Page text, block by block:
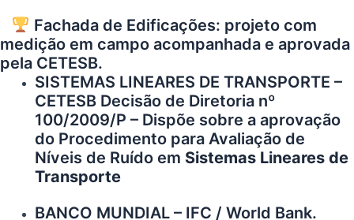
Fachada de Edificações: projeto com
medição em campo acompanhada e aprovada
pela CETESB.
SISTEMAS LINEARES DE TRANSPORTE –
CETESB Decisão de Diretoria nº
100/2009/P – Dispõe sobre a aprovação
do Procedimento para Avaliação de
Níveis de Ruído em Sistemas Lineares de
Transporte
BANCO MUNDIAL – IFC / World Bank.